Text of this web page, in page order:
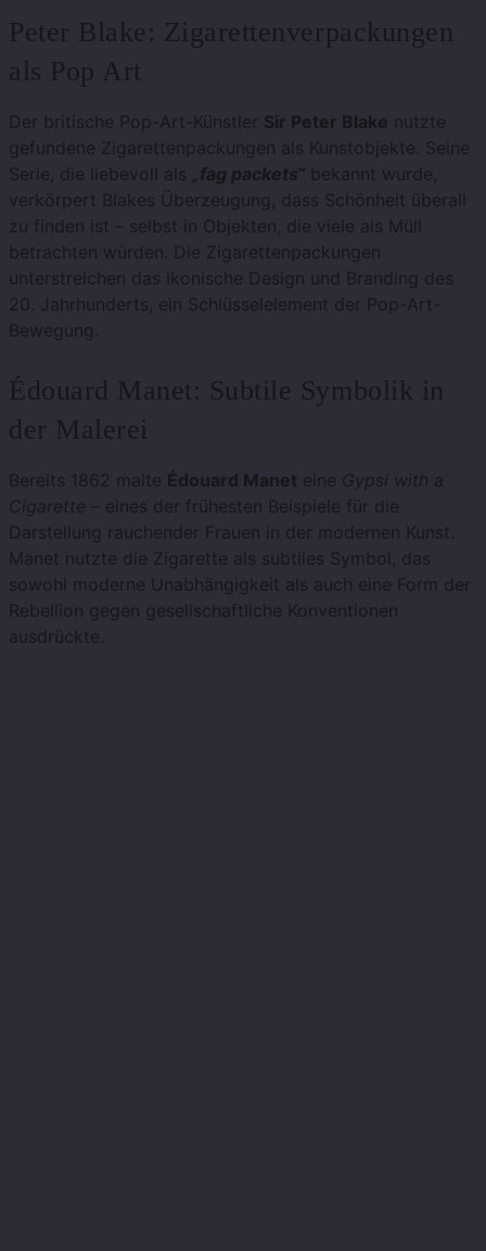
Peter Blake: Zigarettenverpackungen
als Pop Art
Der britische Pop-Art-Künstler Sir Peter Blake nutzte
gefundene Zigarettenpackungen als Kunstobjekte. Seine
Serie, die liebevoll als
„fag packets“ bekannt wurde,
verkörpert Blakes Überzeugung, dass Schönheit überall
zu finden ist – selbst in Objekten, die viele als Müll
betrachten würden. Die Zigarettenpackungen
unterstreichen das ikonische Design und Branding des
20. Jahrhunderts, ein Schlüsselelement der Pop-Art-
Bewegung.
Édouard Manet: Subtile Symbolik in
der Malerei
Bereits 1862 malte Édouard Manet eine Gypsi with a
Cigarette – eines der frühesten Beispiele für die
Darstellung rauchender Frauen in der modernen Kunst.
Manet nutzte die Zigarette als subtiles Symbol, das
sowohl moderne Unabhängigkeit als auch eine Form der
Rebellion gegen gesellschaftliche Konventionen
ausdrückte.